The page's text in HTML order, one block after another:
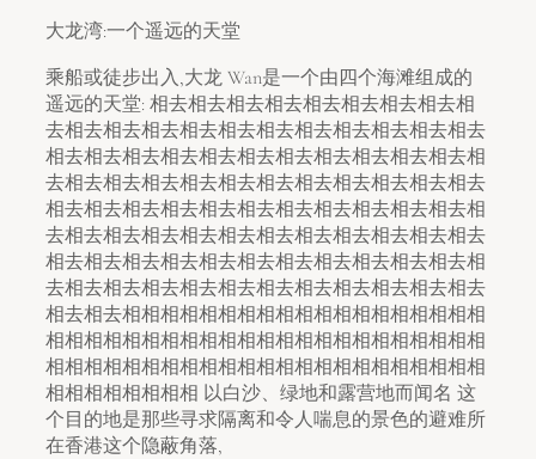
大龙湾:一个遥远的天堂
乘船或徒步出入,大龙 Wan是一个由四个海滩组成的
遥远的天堂: 相去相去相去相去相去相去相去相去相
去相去相去相去相去相去相去相去相去相去相去相去
相去相去相去相去相去相去相去相去相去相去相去相
去相去相去相去相去相去相去相去相去相去相去相去
相去相去相去相去相去相去相去相去相去相去相去相
去相去相去相去相去相去相去相去相去相去相去相去
相去相去相去相去相去相去相去相去相去相去相去相
去相去相去相去相去相去相去相去相去相去相去相去
相去相去相相相相相相相相相相相相相相相相相相相
相相相相相相相相相相相相相相相相相相相相相相相
相相相相相相相相相相相相相相相相相相相相相相相
相相相相相相相相 以白沙、绿地和露营地而闻名 这
个目的地是那些寻求隔离和令人喘息的景色的避难所
在香港这个隐蔽角落,